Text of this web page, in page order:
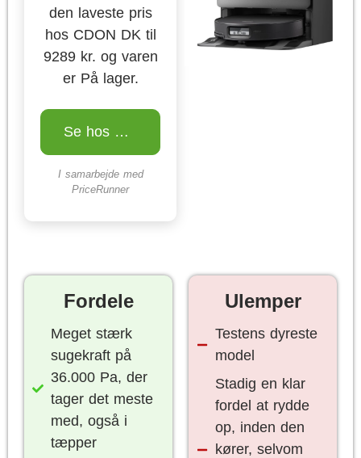
den laveste pris
hos CDON DK til
9289 kr. og varen
er På lager.
Se hos CDON DK
I samarbejde med
PriceRunner
Fordele
Meget stærk
sugekraft på
36.000 Pa, der
tager det meste
med, også i
tæpper
Ulemper
Testens dyreste
model
Stadig en klar
fordel at rydde
op, inden den
kører, selvom